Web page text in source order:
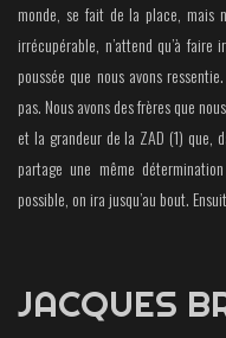
monde, se fait de la place, mais
irrécupérable, n’attend qu’à
poussée que nous avons
pas. Nous avons des frères que
et la grandeur de la ZAD (1) que,
partage une même
possible, on ira jusqu’au bout.
JACQUES